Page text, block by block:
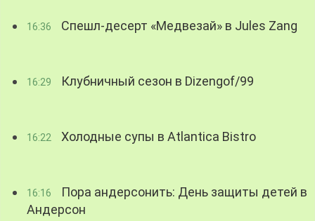
16:36 Спешл-десерт «Медвезай» в Jules Zang
16:29 Клубничный сезон в Dizengof/99
16:22 Холодные супы в Atlantica Bistro
16:16
Пора андерсонить: День защиты детей в
Андерсон